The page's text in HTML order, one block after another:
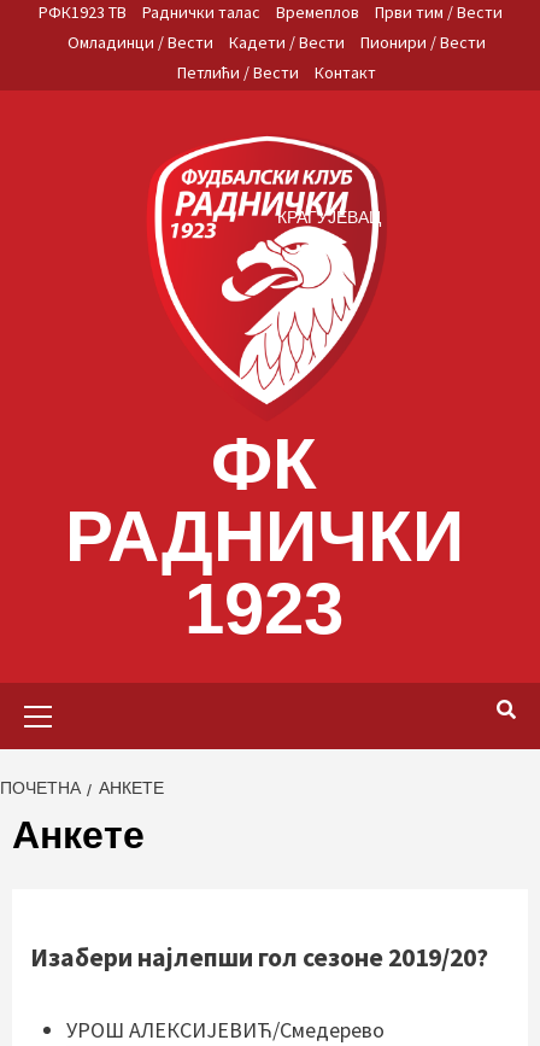
РФК1923 ТВ Раднички талас Времеплов
Први тим / Вести
Омладинци / Вести
Кадети / Вести
Пионири / Вести
Петлићи / Вести
Контакт
ФК
РАДНИЧКИ
1923
КРАГУЈЕВАЦ
ПОЧЕТНА АНКЕТЕ
Анкете
Изабери најлепши гол сезоне 2019/20?
УРОШ АЛЕКСИЈЕВИЋ/Смедерево